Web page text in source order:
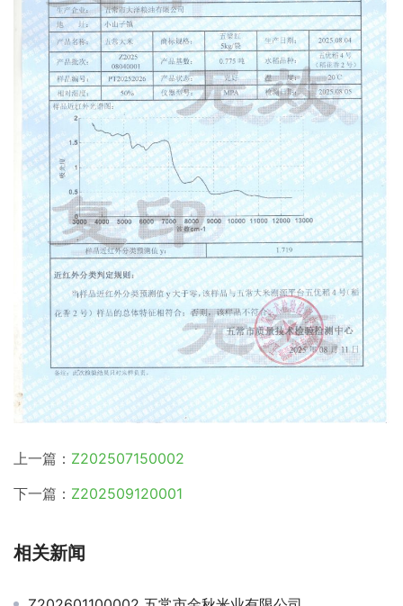
上一篇： Z202507150002
下一篇： Z202509120001
相关新闻